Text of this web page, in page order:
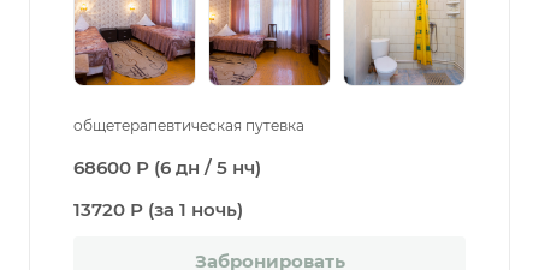
общетерапевтическая путевка
68600 Р (6 дн / 5 нч)
13720 Р (за 1 ночь)
Забронировать